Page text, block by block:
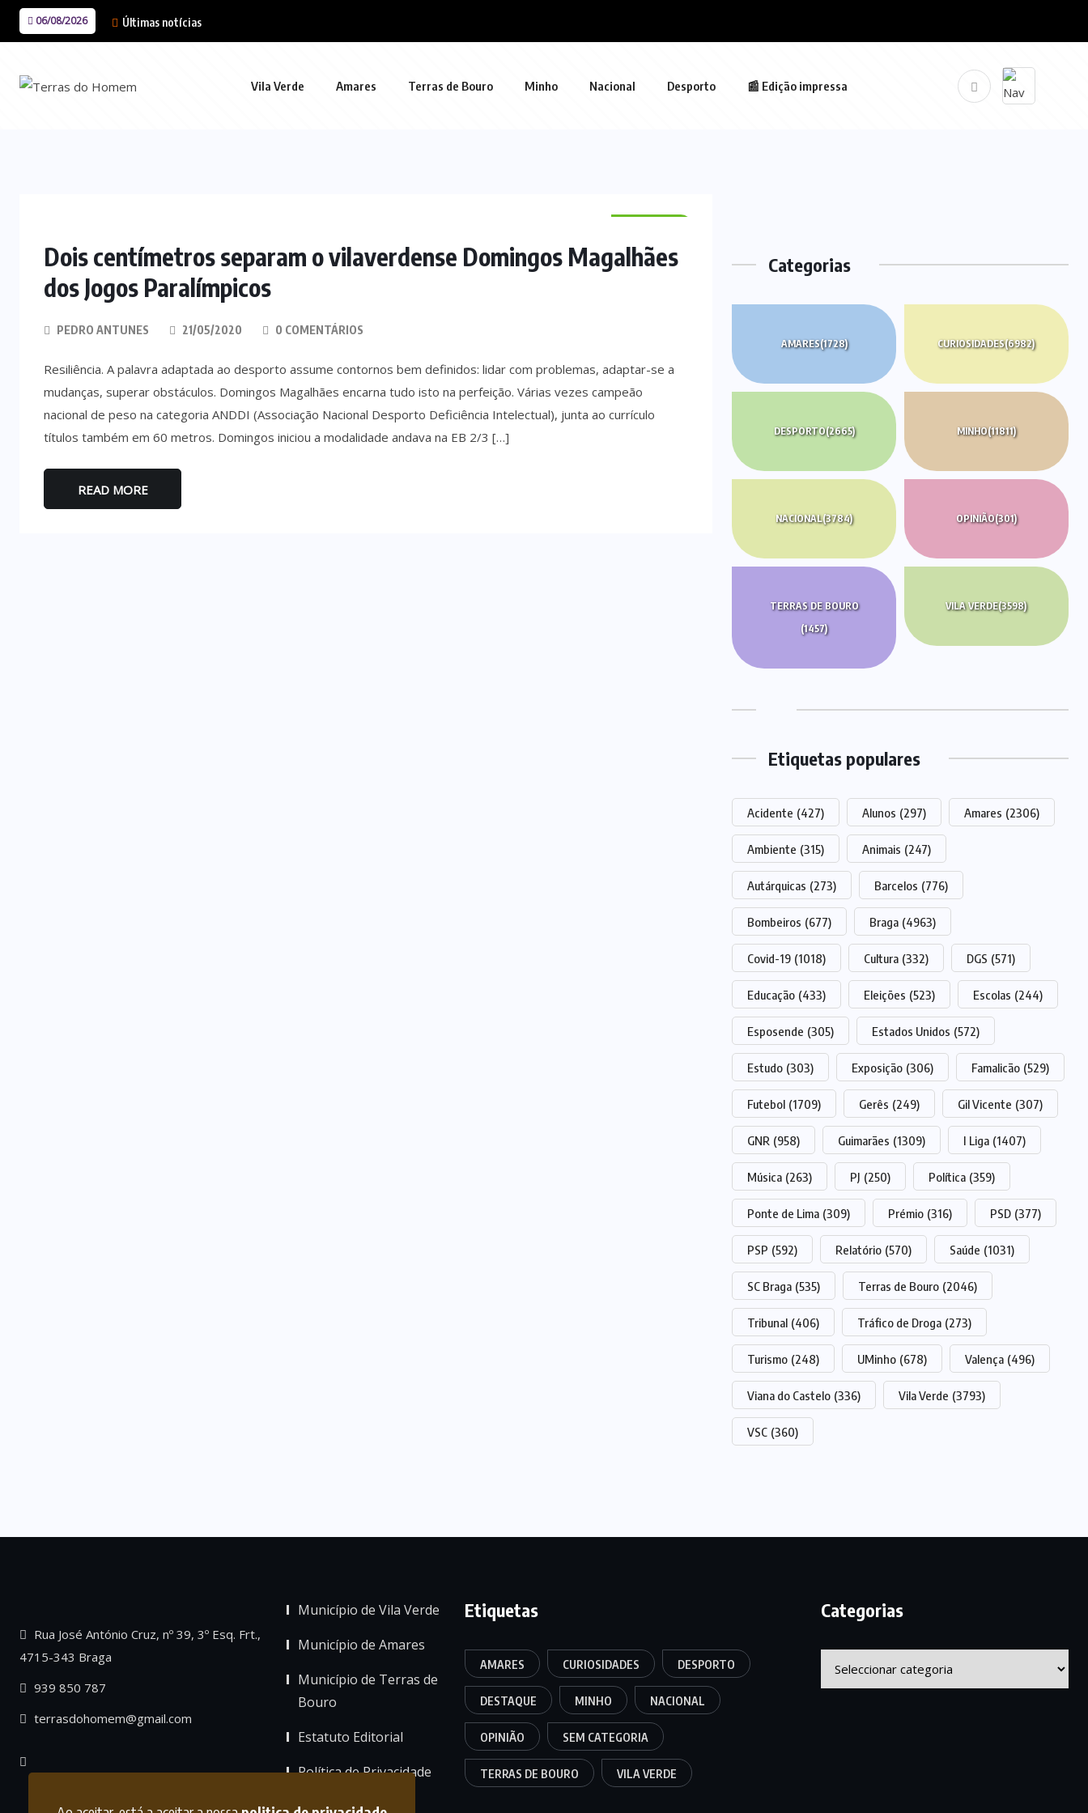
06/08/2026 Últimas notícias
Vila Verde Amares Terras de Bouro Minho Nacional Desporto 📰 Edição impressa
Dois centímetros separam o vilaverdense Domingos Magalhães
dos Jogos Paralímpicos
PEDRO ANTUNES 21/05/2020 0 COMENTÁRIOS
Resiliência. A palavra adaptada ao desporto assume contornos bem definidos: lidar com problemas, adaptar-se a
mudanças, superar obstáculos. Domingos Magalhães encarna tudo isto na perfeição. Várias vezes campeão
nacional de peso na categoria ANDDI (Associação Nacional Desporto Deficiência Intelectual), junta ao currículo
títulos também em 60 metros. Domingos iniciou a modalidade andava na EB 2/3 […]
READ MORE
Categorias
AMARES(1728) CURIOSIDADES(6982)
DESPORTO(2665) MINHO(11811)
NACIONAL(3784) OPINIÃO(301)
TERRAS DE BOURO
(1457)
VILA VERDE(3598)
Etiquetas populares
Acidente (427) Alunos (297) Amares (2306)
Ambiente (315) Animais (247)
Autárquicas (273) Barcelos (776)
Bombeiros (677) Braga (4963)
Covid-19 (1018) Cultura (332) DGS (571)
Educação (433) Eleições (523) Escolas (244)
Esposende (305) Estados Unidos (572)
Estudo (303) Exposição (306) Famalicão (529)
Futebol (1709) Gerês (249) Gil Vicente (307)
GNR (958) Guimarães (1309) I Liga (1407)
Música (263) PJ (250) Política (359)
Ponte de Lima (309) Prémio (316) PSD (377)
PSP (592) Relatório (570) Saúde (1031)
SC Braga (535) Terras de Bouro (2046)
Tribunal (406) Tráfico de Droga (273)
Turismo (248) UMinho (678) Valença (496)
Viana do Castelo (336) Vila Verde (3793)
VSC (360)
Rua José António Cruz, nº 39, 3º Esq. Frt.,
4715-343 Braga
939 850 787
terrasdohomem@gmail.com
Município de Vila Verde
Município de Amares
Município de Terras de
Bouro
Estatuto Editorial
Política de Privacidade
Etiquetas
AMARES CURIOSIDADES DESPORTO
DESTAQUE MINHO NACIONAL
OPINIÃO SEM CATEGORIA
TERRAS DE BOURO VILA VERDE
Categorias